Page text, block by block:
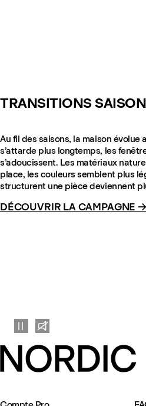
TRANSITIONS
Au fil des saisons, la maison évolue
s’attarde plus longtemps, les
s’adoucissent. Les matériaux
place, les couleurs semblent plus
structurent une pièce deviennent
DÉCOUVRIR LA CAMPAGNE →